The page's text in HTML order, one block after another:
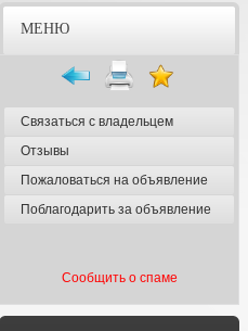
МЕНЮ
Связаться с владельцем
Отзывы
Пожаловаться на объявление
Поблагодарить за объявление
Сообщить о спаме